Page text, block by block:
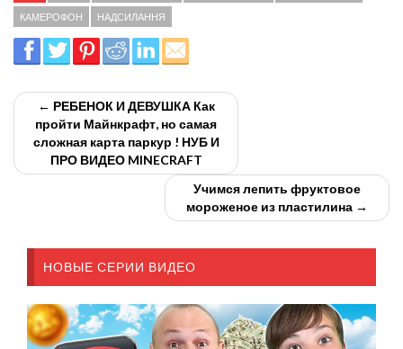
КАМЕРОФОН НАДСИЛАННЯ
← РЕБЕНОК И ДЕВУШКА Как
пройти Майнкрафт, но самая
сложная карта паркур ! НУБ И
ПРО ВИДЕО MINECRAFT
Учимся лепить фруктовое
мороженое из пластилина →
НОВЫЕ СЕРИИ ВИДЕО